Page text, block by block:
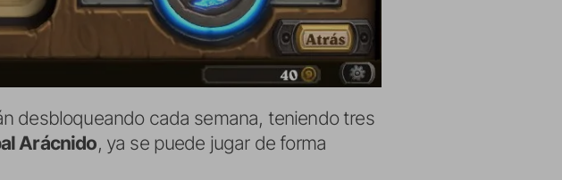
desbloqueando cada semana, teniendo tres
Arácnido, ya se puede jugar de forma